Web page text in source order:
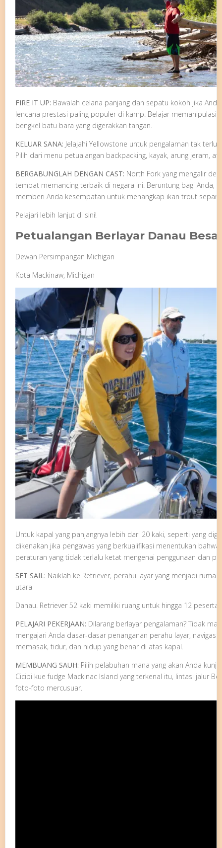
FIRE IT UP: Bawalah celana panjang dan sepatu kokoh jika
lencana prestasi paling populer di kamp. Belajar memanipulasi
bengkel batu bara yang digerakkan tangan.
KELUAR SANA: Jelajahi Yellowstone untuk pengalaman tak
Pilih dari menu petualangan backpacking, kayak, arung jeram,
BERGABUNGLAH DENGAN CAST: North Fork yang mengalir
tempat memancing terbaik di negara ini. Beruntung bagi Anda,
memberi Anda kesempatan untuk menangkap ikan trout
Pelajari lebih lanjut di sini!
Petualangan Berlayar Danau
Dewan Persimpangan Michigan
Kota Mackinaw, Michigan
Untuk kapal yang panjangnya lebih dari 20 kaki, seperti yang
dikenakan jika pengawas yang berkualifikasi menentukan
peraturan yang tidak terlalu ketat mengenai penggunaan dan
SET SAIL: Naiklah ke Retriever, perahu layar yang menjadi
utara
Danau. Retriever 52 kaki memiliki ruang untuk hingga 12
PELAJARI PEKERJAAN: Dilarang berlayar pengalaman? Tidak
mengajari Anda dasar-dasar penanganan perahu layar,
memasak, tidur, dan hidup yang benar di atas kapal.
MEMBUANG SAUH: Pilih pelabuhan mana yang akan Anda
Cicipi kue fudge Mackinac Island yang terkenal itu, lintasi jalur
foto-foto mercusuar.